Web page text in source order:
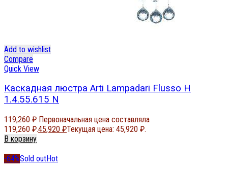
Add to wishlist
Compare
Quick View
Каскадная люстра Arti Lampadari Flusso H
1.4.55.615 N
119,260₽ Первоначальная цена составляла
119,260 ₽.45,920 ₽Текущая цена: 45,920 ₽.
В корзину
-64%Sold outHot